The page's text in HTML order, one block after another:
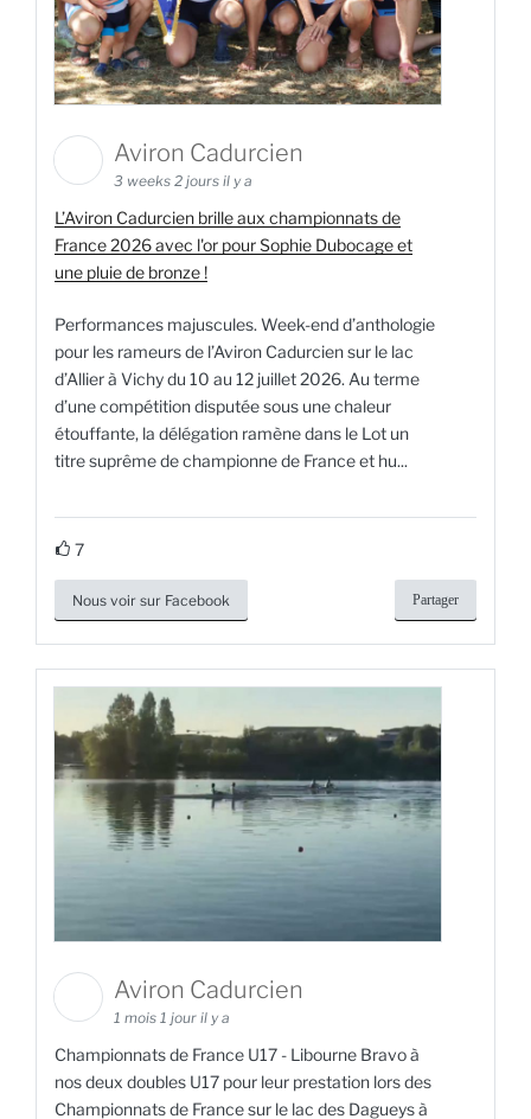
Aviron Cadurcien
3 weeks 2 jours il y a
L’Aviron Cadurcien brille aux championnats de
France 2026 avec l'or pour Sophie Dubocage et
une pluie de bronze !
Performances majuscules. Week-end d’anthologie
pour les rameurs de l’Aviron Cadurcien sur le lac
d’Allier à Vichy du 10 au 12 juillet 2026. Au terme
d’une compétition disputée sous une chaleur
étouffante, la délégation ramène dans le Lot un
titre suprême de championne de France et hu...
7
Nous voir sur Facebook Partager
Aviron Cadurcien
1 mois 1 jour il y a
Championnats de France U17 - Libourne Bravo à
nos deux doubles U17 pour leur prestation lors des
Championnats de France sur le lac des Dagueys à